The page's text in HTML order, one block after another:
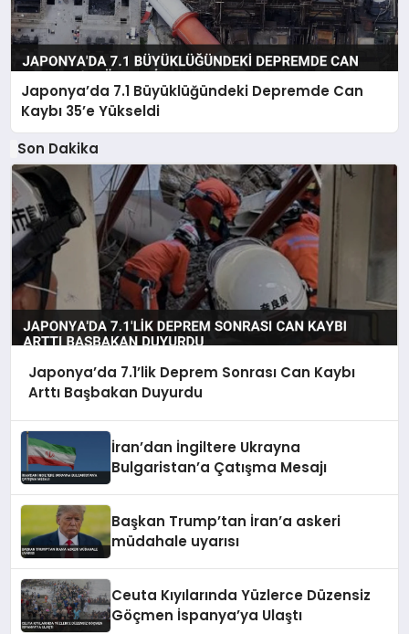
Japonya’da 7.1 Büyüklüğündeki Depremde Can
Kaybı 35’e Yükseldi
Son Dakika
Japonya’da 7.1’lik Deprem Sonrası Can Kaybı
Arttı Başbakan Duyurdu
İran’dan İngiltere Ukrayna
Bulgaristan’a Çatışma Mesajı
Başkan Trump’tan İran’a askeri
müdahale uyarısı
Ceuta Kıyılarında Yüzlerce Düzensiz
Göçmen İspanya’ya Ulaştı